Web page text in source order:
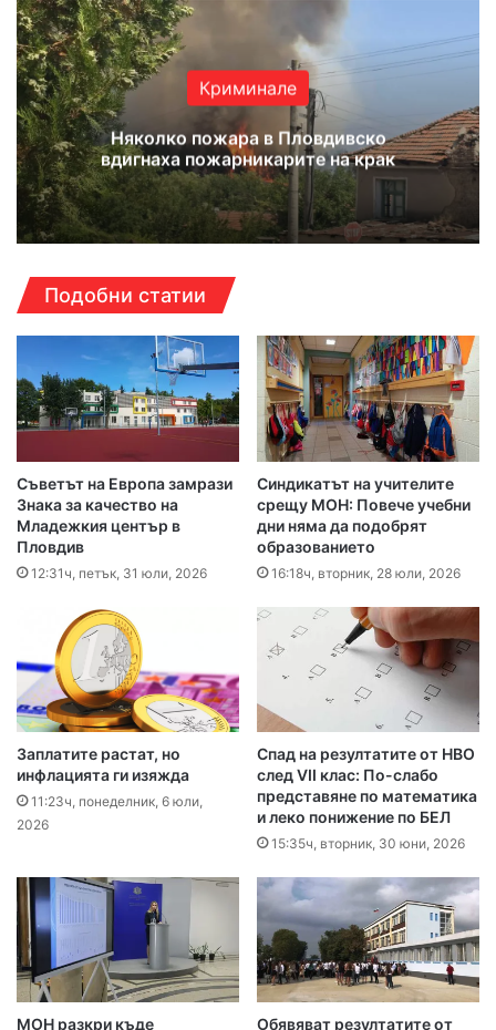
Криминале
Няколко пожара в Пловдивско
вдигнаха пожарникарите на крак
Подобни статии
Съветът на Европа замрази
Знака за качество на
Младежкия център в
Пловдив
12:31ч, петък, 31 юли, 2026
Синдикатът на учителите
срещу МОН: Повече учебни
дни няма да подобрят
образованието
16:18ч, вторник, 28 юли, 2026
Заплатите растат, но
инфлацията ги изяжда
11:23ч, понеделник, 6 юли,
2026
Спад на резултатите от НВО
след VII клас: По-слабо
представяне по математика
и леко понижение по БЕЛ
15:35ч, вторник, 30 юни, 2026
МОН разкри къде Обявяват резултатите от